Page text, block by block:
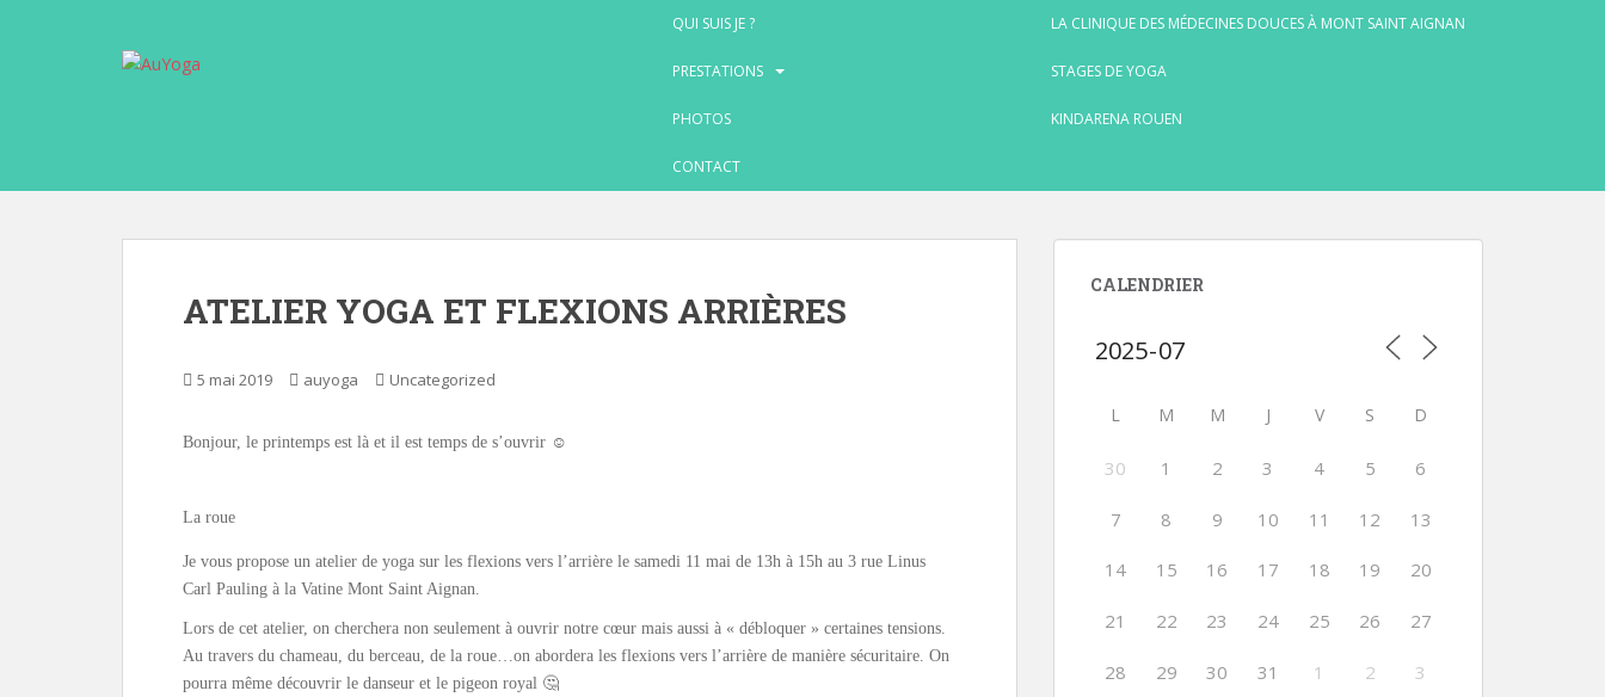
QUI SUIS JE ?
PRESTATIONS
PHOTOS
CONTACT
LA CLINIQUE DES MÉDECINES DOUCES À MONT SAINT AIGNAN
STAGES DE YOGA
KINDARENA ROUEN
ATELIER YOGA ET FLEXIONS ARRIÈRES
5 mai 2019 auyoga Uncategorized
Bonjour, le printemps est là et il est temps de s’ouvrir ☺️
La roue
Je vous propose un atelier de yoga sur les flexions vers l’arrière le samedi 11 mai de 13h à 15h au 3 rue Linus
Carl Pauling à la Vatine Mont Saint Aignan.
Lors de cet atelier, on cherchera non seulement à ouvrir notre cœur mais aussi à « débloquer » certaines tensions.
Au travers du chameau, du berceau, de la roue…on abordera les flexions vers l’arrière de manière sécuritaire. On
pourra même découvrir le danseur et le pigeon royal 🤔
CALENDRIER
L M M J V S D
30 1 2 3 4 5 6
7 8 9 10 11 12 13
14 15 16 17 18 19 20
21 22 23 24 25 26 27
28 29 30 31 1 2 3